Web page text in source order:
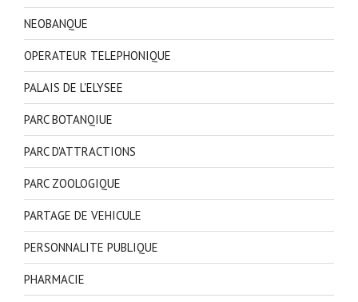
NEOBANQUE
OPERATEUR TELEPHONIQUE
PALAIS DE L'ELYSEE
PARC BOTANQIUE
PARC D'ATTRACTIONS
PARC ZOOLOGIQUE
PARTAGE DE VEHICULE
PERSONNALITE PUBLIQUE
PHARMACIE